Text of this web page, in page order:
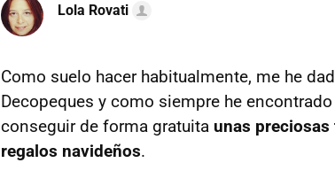
Lola Rovati
Como suelo hacer habitualmente, me he
Decopeques y como siempre he
conseguir de forma gratuita unas
regalos navideños.